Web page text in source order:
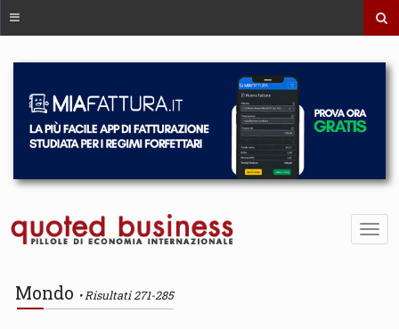
Mondo Risultati 271-285